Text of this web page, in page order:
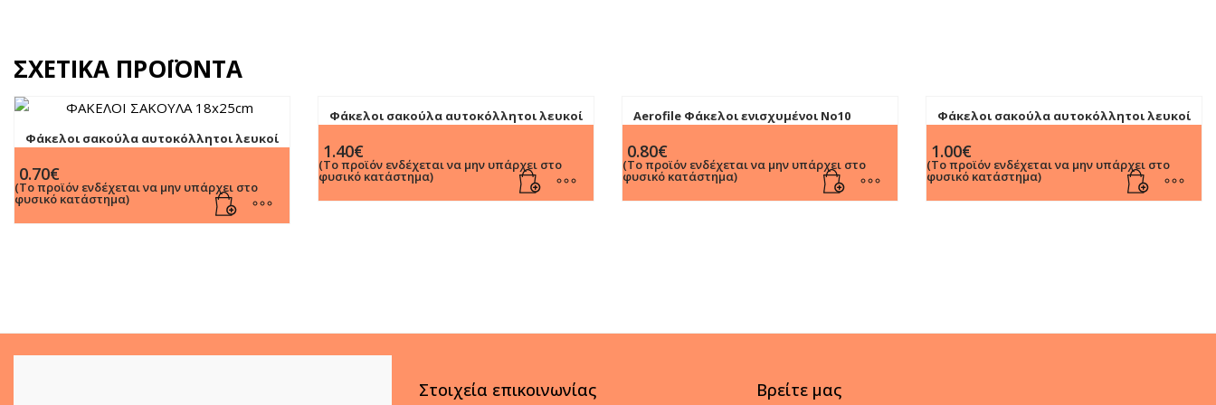
ΣΧΕΤΙΚΆ ΠΡΟΪΌΝΤΑ
Φάκελοι σακούλα αυτοκόλλητοι λευκοί
0.70€
(Το προϊόν ενδέχεται να μην υπάρχει στο
φυσικό κατάστημα)
Φάκελοι σακούλα αυτοκόλλητοι λευκοί
1.40€
(Το προϊόν ενδέχεται να μην υπάρχει στο
φυσικό κατάστημα)
Aerofile Φάκελοι ενισχυμένοι No10
0.80€
(Το προϊόν ενδέχεται να μην υπάρχει στο
φυσικό κατάστημα)
Φάκελοι σακούλα αυτοκόλλητοι λευκοί
1.00€
(Το προϊόν ενδέχεται να μην υπάρχει στο
φυσικό κατάστημα)
Στοιχεία επικοινωνίας Βρείτε μας